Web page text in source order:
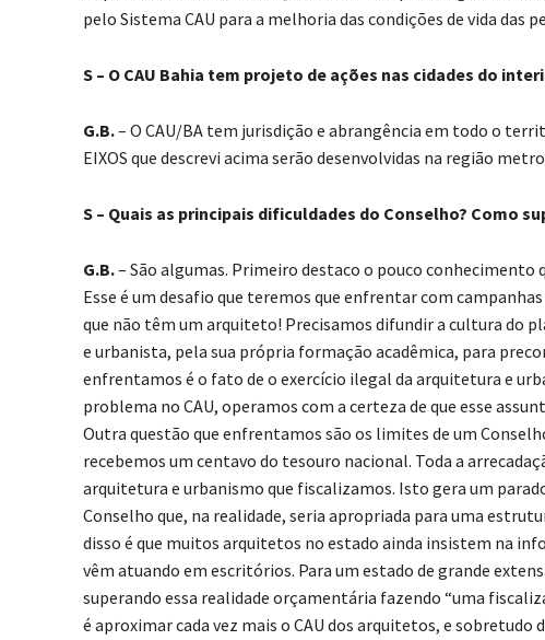
pelo Sistema CAU para a melhoria das condições de vida das
S – O CAU Bahia tem projeto de ações nas cidades do
G.B.– O CAU/BA tem jurisdição e abrangência em todo o
EIXOS que descrevi acima serão desenvolvidas na região
S – Quais as principais dificuldades do Conselho? Como
G.B.– São algumas. Primeiro destaco o pouco
Esse é um desafio que teremos que enfrentar com
que não têm um arquiteto! Precisamos difundir a cultura do
e urbanista, pela sua própria formação acadêmica, para
enfrentamos é o fato de o exercício ilegal da arquitetura e
problema no CAU, operamos com a certeza de que esse
Outra questão que enfrentamos são os limites de um
recebemos um centavo do tesouro nacional. Toda a
arquitetura e urbanismo que fiscalizamos. Isto gera um
Conselho que, na realidade, seria apropriada para uma
disso é que muitos arquitetos no estado ainda insistem na
vêm atuando em escritórios. Para um estado de grande
superando essa realidade orçamentária fazendo “uma
é aproximar cada vez mais o CAU dos arquitetos, e